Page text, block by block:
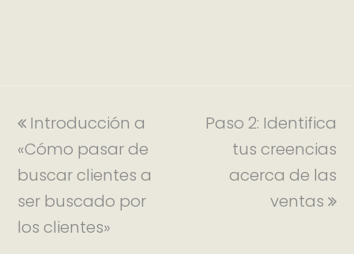
Introducción a
«Cómo pasar de
buscar clientes a
ser buscado por
los clientes»
Paso 2: Identifica
tus creencias
acerca de las
ventas